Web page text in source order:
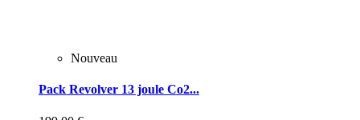
Nouveau
Pack Revolver 13 joule Co2...